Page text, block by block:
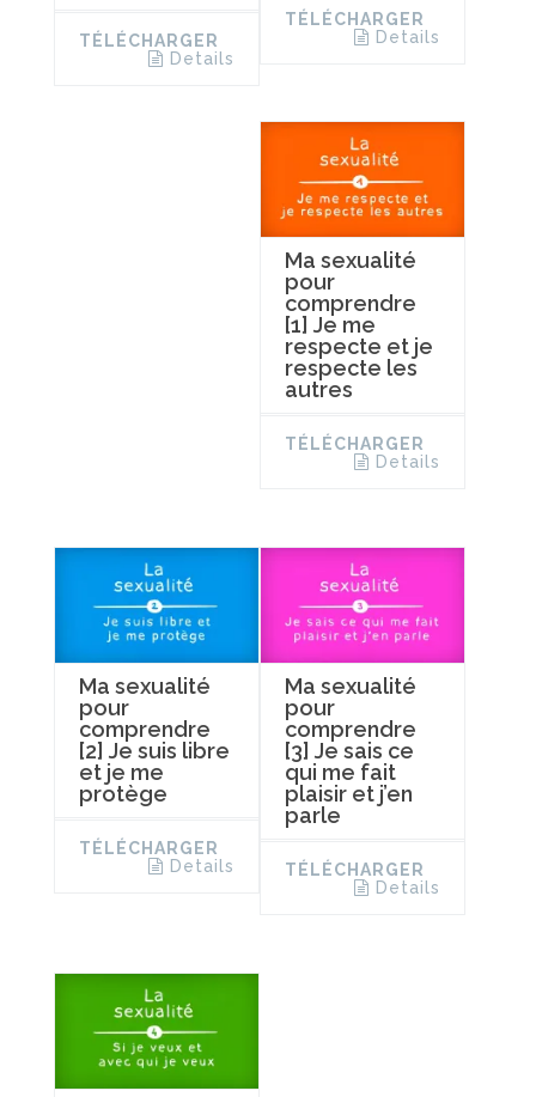
TÉLÉCHARGER
Details
TÉLÉCHARGER
Details
Ma sexualité
pour
comprendre
[1] Je me
respecte et je
respecte les
autres
TÉLÉCHARGER
Details
Ma sexualité
pour
comprendre
[2] Je suis libre
et je me
protège
TÉLÉCHARGER
Details
Ma sexualité
pour
comprendre
[3] Je sais ce
qui me fait
plaisir et j’en
parle
TÉLÉCHARGER
Details